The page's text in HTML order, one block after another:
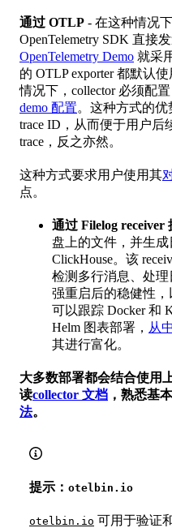
通过 OTLP - 在这种情况
OpenTelemetry SDK 直接
OpenTelemetry Demo 就采
的 OTLP exporter 都默认
情况下，collector 必须配
demo 配置。这种方式的
trace ID，从而便于用户后
trace，反之亦然。
这种方式要求用户使用其
点。
通过 Filelog receiver
盘上的文件，并生
ClickHouse。该
检测多行消息、处
强重启后的稳健性，
可以跟踪 Docker 和
Helm 图表部署， 从
其进行富化。
大多数部署都会结合使用
读collector 文档 ，熟悉基
法。
提示： otelbin.io
otelbin.io 可用于验证